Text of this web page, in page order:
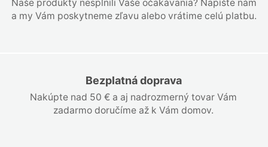
Naše produkty nesplnili Vaše očakávania? Napíšte nám
a my Vám poskytneme zľavu alebo vrátime celú platbu.
Bezplatná doprava
Nakúpte nad 50 € a aj nadrozmerný tovar Vám
zadarmo doručíme až k Vám domov.